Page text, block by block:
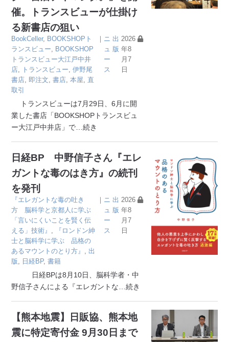
催。トランスビューが仕掛け
る新書店の狙い
BookCeller, BOOKSHOPト
ランスビュー, BOOKSHOP
トランスビュー大江戸中井
店, トランスビュー,伊野尾
書店, 即注文,書店,本屋, 直
取引
｜ ニ
ュ
ー
ス
出
版
2026
年8
月7
日
トランスビューは7月29日、6月に開
業した書店「BOOKSHOPトランスビュ
ー大江戸中井店」で …続き
日経BP 中野信子さん『エレ
ガントな毒のはき方』の続刊
を発刊
『エレガントな毒の吐き
方 脳科学と京都人に学ぶ
「言いにくいことを賢く伝
える」技術』 ,
『ロンドン紳
士と脳科学に学ぶ 品格の
あるマウントのとり方』 , 出
版, 日経BP,書籍
｜ ニ
ュ
ー
ス
出
版
2026
年8
月7
日
日経BPは8月10日、脳科学者・中
野信子さんによる『エレガントな …続き
【熊本地震】日販協、熊本地
震に特定寄付金 9月30日まで